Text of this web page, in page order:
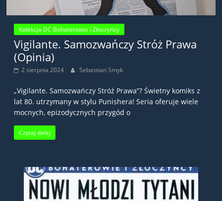
Kolekcja DC Bohaterowie i Złoczyńcy
Vigilante. Samozwańczy Stróż Prawa
(Opinia)
2 sierpnia 2024 Sebastian Smyk
„Vigilante. Samozwańczy Stróż Prawa”? Świetny komiks z
lat 80. utrzymany w stylu Punishera! Seria oferuje wiele
mocnych, epizodycznych przygód o
Czytaj dalej